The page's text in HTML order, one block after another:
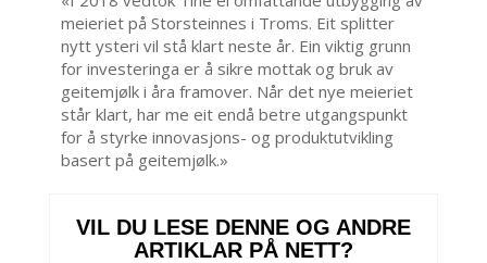
meieriet på Storsteinnes i Troms. Eit splitter
nytt ysteri vil stå klart neste år. Ein viktig grunn
for investeringa er å sikre mottak og bruk av
geitemjølk i åra framover. Når det nye meieriet
står klart, har me eit endå betre utgangspunkt
for å styrke innovasjons- og produktutvikling
basert på geitemjølk.»
VIL DU LESE DENNE OG ANDRE
ARTIKLAR PÅ NETT?